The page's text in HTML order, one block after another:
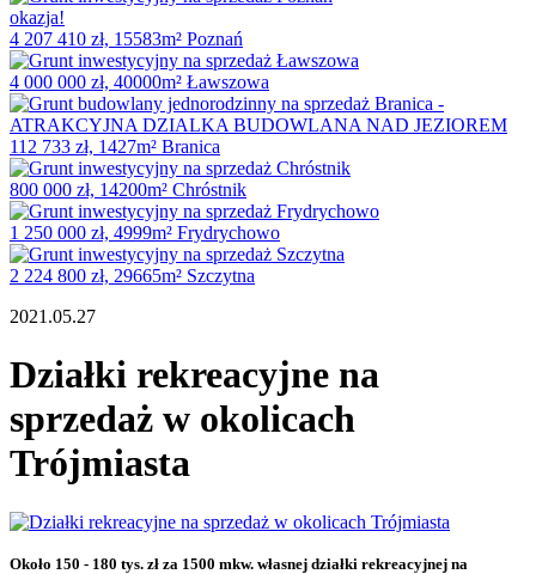
okazja!
4 207 410 zł, 15583m² Poznań
4 000 000 zł, 40000m² Ławszowa
112 733 zł, 1427m² Branica
800 000 zł, 14200m² Chróstnik
1 250 000 zł, 4999m² Frydrychowo
2 224 800 zł, 29665m² Szczytna
2021.05.27
Działki rekreacyjne na
sprzedaż w okolicach
Trójmiasta
Około 150 - 180 tys. zł za 1500 mkw. własnej działki rekreacyjnej na